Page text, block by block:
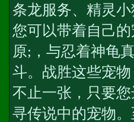
条龙服务、精灵
您可以带着自己
原;，与忍着神龟
斗。战胜这些宠
不止一张，只要
寻传说中的宠物